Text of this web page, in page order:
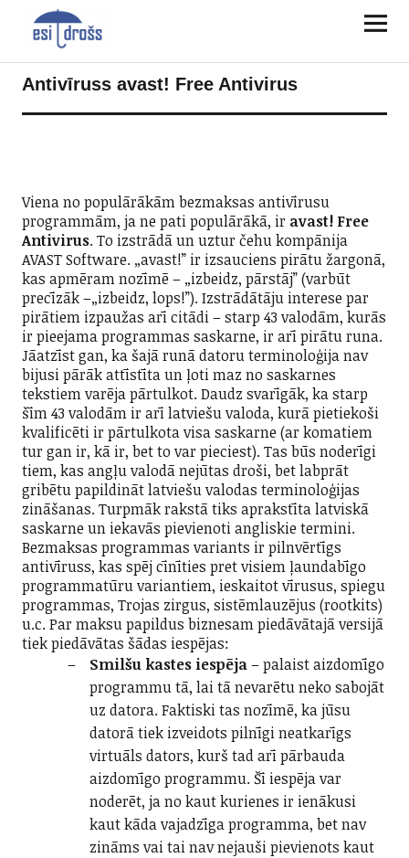
Antivīruss avast! Free Antivirus
Viena no populārākām bezmaksas antivīrusu
programmām, ja ne pati populārākā, iravast! Free
Antivirus. To izstrādā un uztur čehu kompānija
AVAST Software. „avast!” ir izsauciens pirātu žargonā,
kas apmēram nozīmē – „izbeidz, pārstāj” (varbūt
precīzāk –„izbeidz, lops!”). Izstrādātāju interese par
pirātiem izpaužas arī citādi – starp 43 valodām, kurās
ir pieejama programmas saskarne, ir arī pirātu runa.
Jāatzīst gan, ka šajā runā datoru terminoloģija nav
bijusi pārāk attīstīta un ļoti maz no saskarnes
tekstiem varēja pārtulkot. Daudz svarīgāk, ka starp
šīm 43 valodām ir arī latviešu valoda, kurā pietiekoši
kvalificēti ir pārtulkota visa saskarne (ar komatiem
tur gan ir, kā ir, bet to var pieciest). Tas būs noderīgi
tiem, kas angļu valodā nejūtas droši, bet labprāt
gribētu papildināt latviešu valodas terminoloģijas
zināšanas. Turpmāk rakstā tiks aprakstīta latviskā
saskarne un iekavās pievienoti angliskie termini.
Bezmaksas programmas variants ir pilnvērtīgs
antivīruss, kas spēj cīnīties pret visiem ļaundabīgo
programmatūru variantiem, ieskaitot vīrusus, spiegu
programmas, Trojas zirgus, sistēmlauzējus (rootkits)
u.c. Par maksu papildus biznesam piedāvātajā versijā
tiek piedāvātas šādas iespējas:
Smilšu kastes iespēja– palaist aizdomīgo
programmu tā, lai tā nevarētu neko sabojāt
uz datora. Faktiski tas nozīmē, ka jūsu
datorā tiek izveidots pilnīgi neatkarīgs
virtuāls dators, kurš tad arī pārbauda
aizdomīgo programmu. Šī iespēja var
noderēt, ja no kaut kurienes ir ienākusi
kaut kāda vajadzīga programma, bet nav
zināms vai tai nav nejauši pievienots kaut